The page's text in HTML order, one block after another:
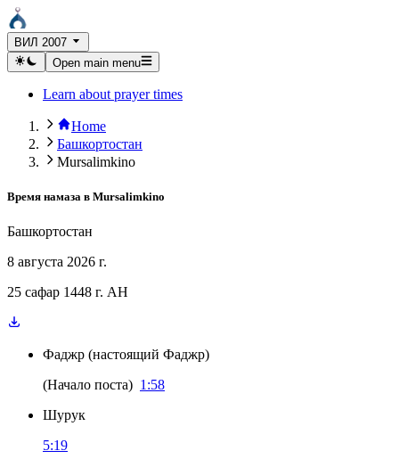
ВИЛ 2007
Open main menu
Learn about prayer times
Home
Башкортостан
Mursalimkino
Время намаза в Mursalimkino
Башкортостан
8 августа 2026 г.
25 сафар 1448 г. AH
Фаджр (настоящий Фаджр)
(Начало поста) 1:58
Шурук
5:19